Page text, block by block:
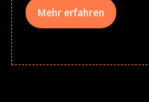
Mehr erfahren